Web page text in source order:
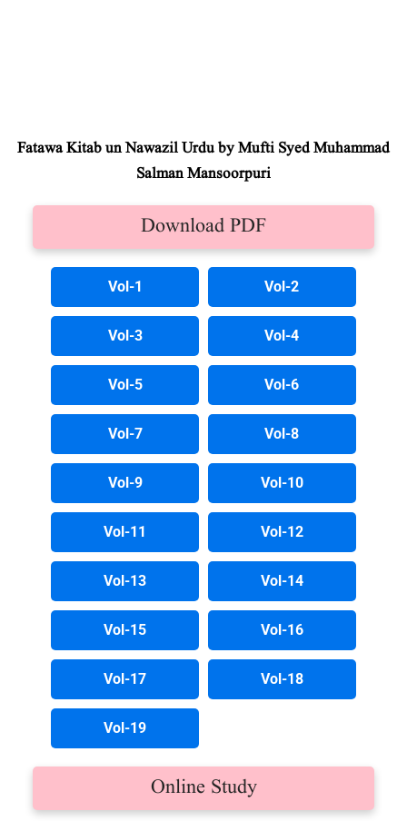
Fatawa Kitab un Nawazil Urdu by Mufti Syed Muhammad
Salman Mansoorpuri
Download PDF
Vol-1 Vol-2
Vol-3 Vol-4
Vol-5 Vol-6
Vol-7 Vol-8
Vol-9 Vol-10
Vol-11 Vol-12
Vol-13 Vol-14
Vol-15 Vol-16
Vol-17 Vol-18
Vol-19
Online Study